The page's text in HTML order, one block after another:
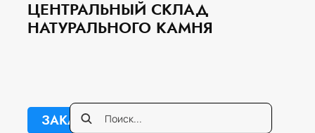
ЦЕНТРАЛЬНЫЙ СКЛАД
НАТУРАЛЬНОГО КАМНЯ
ЗАКАЗАТЬ ЗВОНОК